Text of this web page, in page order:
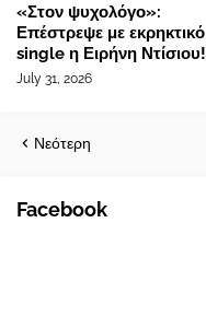
«Στον ψυχολόγο»:
Επέστρεψε με εκρηκτικό
single η Ειρήνη Ντίσιου!
July 31, 2026
Νεότερη
Facebook